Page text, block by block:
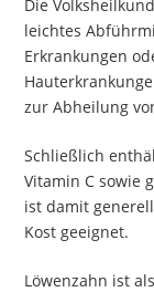
Die
leichtes
Erkrankungen
zur Abheilung
Schließlich
Vitamin C sowie
ist damit
Kost geeignet.
Löwenzahn ist